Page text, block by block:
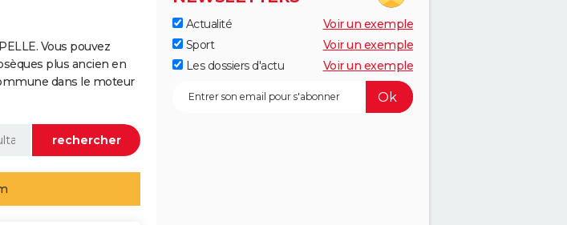
Vous pouvez
plus ancien en
dans le moteur
Actualité
Voir un exemple
Sport
Voir un exemple
Les dossiers d'actu
Voir un exemple